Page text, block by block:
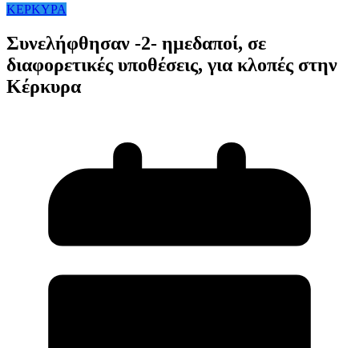
ΚΕΡΚΥΡΑ
Συνελήφθησαν -2- ημεδαποί, σε
διαφορετικές υποθέσεις, για κλοπές στην
Κέρκυρα